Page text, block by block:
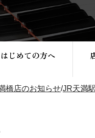
はじめての方へ
橋店のお知らせ/JR天満